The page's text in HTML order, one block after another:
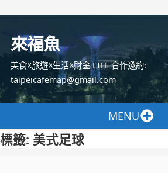
容
來福魚
美食X旅遊X生活X財金 LIFE 合作邀約:
taipeicafemap@gmail.com
MENU
標籤: 美式足球